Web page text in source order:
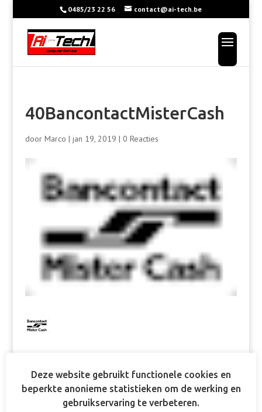
0485/23 22 56 contact@ai-tech.be
40BancontactMisterCash
door Marco | jan 19, 2019 | 0 Reacties
Reactie verzenden
Deze website gebruikt functionele cookies en
beperkte anonieme statistieken om de werking en
gebruikservaring te verbeteren.